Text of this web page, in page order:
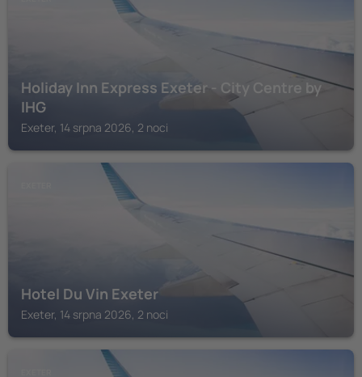
Holiday Inn Express Exeter - City Centre by
IHG
Exeter, 14 srpna 2026, 2 noci
Hotel Du Vin Exeter
Exeter, 14 srpna 2026, 2 noci